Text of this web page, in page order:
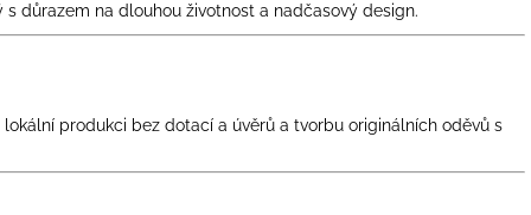
důrazem na dlouhou životnost a nadčasový design.
produkci bez dotací a úvěrů a tvorbu originálních oděvů s